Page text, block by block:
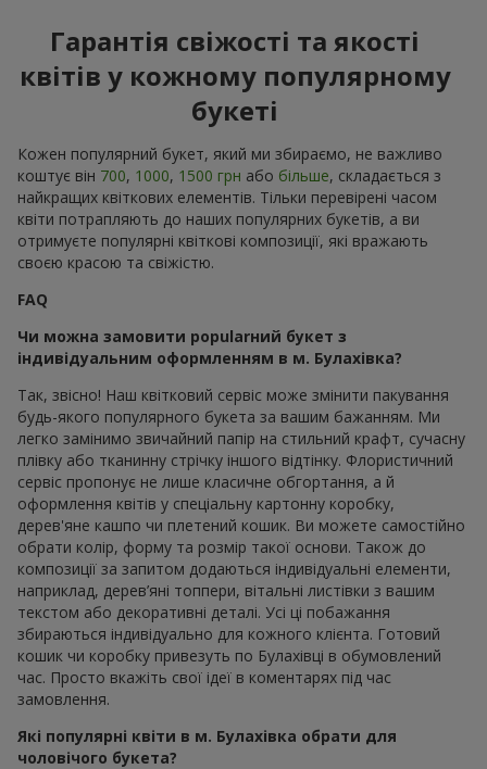
Гарантія свіжості та якості
квітів у кожному популярному
букеті
Кожен популярний букет, який ми збираємо, не важливо
коштує він 700, 1000, 1500 грн або більше, складається з
найкращих квіткових елементів. Тільки перевірені часом
квіти потрапляють до наших популярних букетів, а ви
отримуєте популярні квіткові композиції, які вражають
своєю красою та свіжістю.
FAQ
Чи можна замовити popularний букет з
індивідуальним оформленням в м. Булахівка?
Так, звісно! Наш квітковий сервіс може змінити пакування
будь-якого популярного букета за вашим бажанням. Ми
легко замінимо звичайний папір на стильний крафт, сучасну
плівку або тканинну стрічку іншого відтінку. Флористичний
сервіс пропонує не лише класичне обгортання, а й
оформлення квітів у спеціальну картонну коробку,
дерев'яне кашпо чи плетений кошик. Ви можете самостійно
обрати колір, форму та розмір такої основи. Також до
композиції за запитом додаються індивідуальні елементи,
наприклад, дерев’яні топпери, вітальні листівки з вашим
текстом або декоративні деталі. Усі ці побажання
збираються індивідуально для кожного клієнта. Готовий
кошик чи коробку привезуть по Булахівці в обумовлений
час. Просто вкажіть свої ідеї в коментарях під час
замовлення.
Які популярні квіти в м. Булахівка обрати для
чоловічого букета?